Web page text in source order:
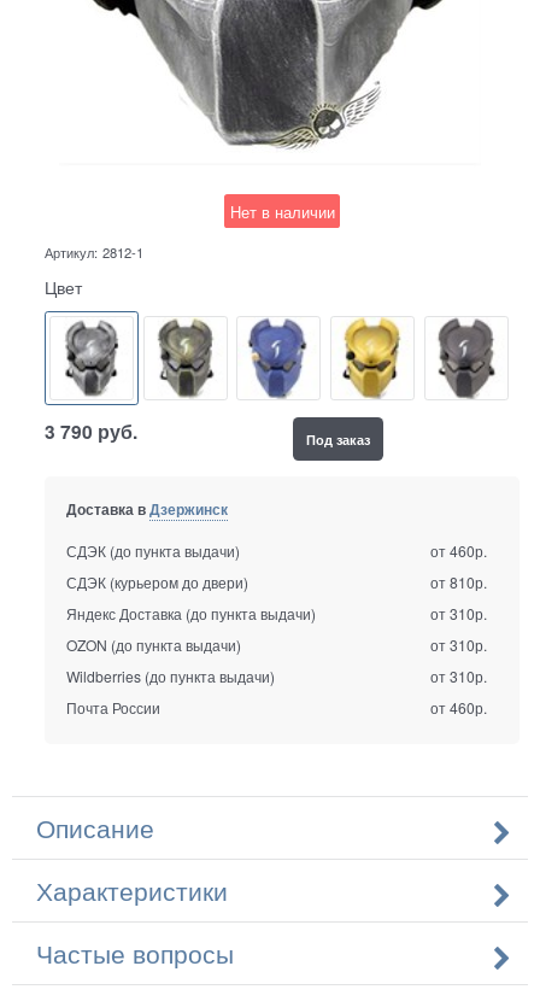
Нет в наличии
Артикул: 2812-1
Цвет
3 790 руб. Под заказ
Доставка вДзержинск
СДЭК (до пункта выдачи)
от 460р.
СДЭК (курьером до двери)
от 810р.
Яндекс Доставка (до пункта выдачи)
от 310р.
OZON (до пункта выдачи)
от 310р.
Wildberries (до пункта выдачи)
от 310р.
Почта России
от 460р.
Описание
Характеристики
Частые вопросы